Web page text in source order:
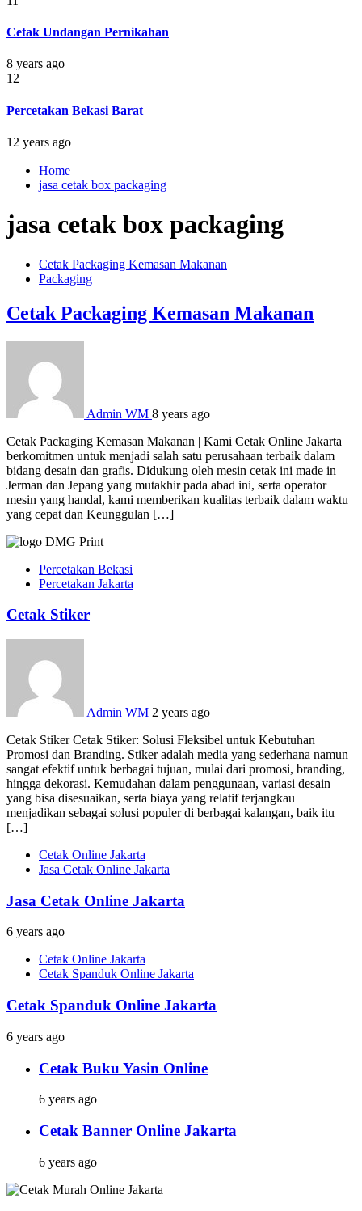
Cetak Undangan Pernikahan
8 years ago
12
Percetakan Bekasi Barat
12 years ago
Home
jasa cetak box packaging
jasa cetak box packaging
Cetak Packaging Kemasan Makanan
Packaging
Cetak Packaging Kemasan Makanan
Admin WM 8 years ago
Cetak Packaging Kemasan Makanan | Kami Cetak Online Jakarta
berkomitmen untuk menjadi salah satu perusahaan terbaik dalam
bidang desain dan grafis. Didukung oleh mesin cetak ini made in
Jerman dan Jepang yang mutakhir pada abad ini, serta operator
mesin yang handal, kami memberikan kualitas terbaik dalam waktu
yang cepat dan Keunggulan […]
Percetakan Bekasi
Percetakan Jakarta
Cetak Stiker
Admin WM 2 years ago
Cetak Stiker Cetak Stiker: Solusi Fleksibel untuk Kebutuhan
Promosi dan Branding. Stiker adalah media yang sederhana namun
sangat efektif untuk berbagai tujuan, mulai dari promosi, branding,
hingga dekorasi. Kemudahan dalam penggunaan, variasi desain
yang bisa disesuaikan, serta biaya yang relatif terjangkau
menjadikan sebagai solusi populer di berbagai kalangan, baik itu
[…]
Cetak Online Jakarta
Jasa Cetak Online Jakarta
Jasa Cetak Online Jakarta
6 years ago
Cetak Online Jakarta
Cetak Spanduk Online Jakarta
Cetak Spanduk Online Jakarta
6 years ago
Cetak Buku Yasin Online
6 years ago
Cetak Banner Online Jakarta
6 years ago